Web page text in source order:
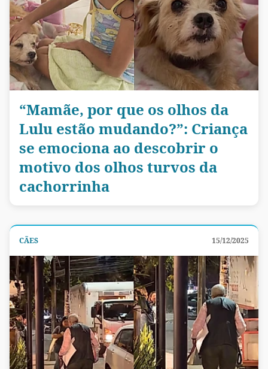
“Mamãe, por que os olhos da
Lulu estão mudando?”: Criança
se emociona ao descobrir o
motivo dos olhos turvos da
cachorrinha
CÃES 15/12/2025